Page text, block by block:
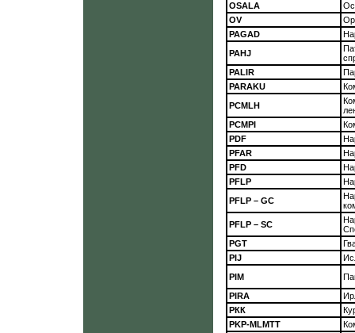
OSALA
OV
PAGAD
PAHJ
PALIR
PARAKU
PCMLH
PCMPI
PDF
PFAR
PFD
PFLP
PFLP – GC
PFLP – SC
PGT
PIJ
PIM
PIRA
РКК
PKP-MLMTT